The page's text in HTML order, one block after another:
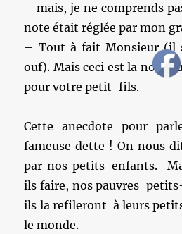
– mais, je ne comprends
note était réglée par mon
– Tout à fait Monsieur (il
ouf). Mais ceci est la note
pour votre petit-fils.
Cette anecdote pour
fameuse dette ! On nous
par nos petits-enfants.
ils faire, nos pauvres
ils la refileront à leurs
le monde.